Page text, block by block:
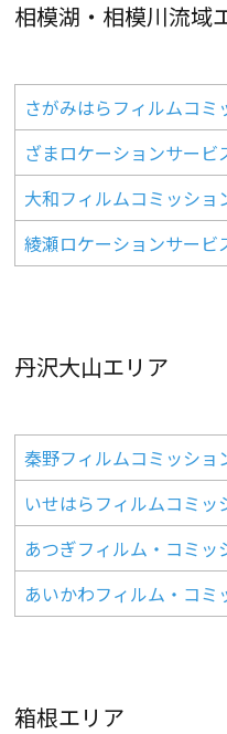
相模湖・相模川流域
さがみはらフィルムコミ
ざまロケーションサービ
大和フィルムコミッショ
綾瀬ロケーションサービ
丹沢大山エリア
秦野フィルムコミッショ
いせはらフィルムコミッ
あつぎフィルム・コミッ
あいかわフィルム・コミ
箱根エリア